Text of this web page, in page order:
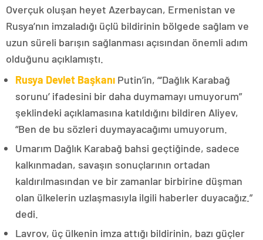
Overçuk oluşan heyet Azerbaycan, Ermenistan ve
Rusya’nın imzaladığı üçlü bildirinin bölgede sağlam ve
uzun süreli barışın sağlanması açısından önemli adım
olduğunu açıklamıştı.
Rusya Devlet Başkanı Putin’in, “‘Dağlık Karabağ
sorunu’ ifadesini bir daha duymamayı umuyorum”
şeklindeki açıklamasına katıldığını bildiren Aliyev,
“Ben de bu sözleri duymayacağımı umuyorum.
Umarım Dağlık Karabağ bahsi geçtiğinde, sadece
kalkınmadan, savaşın sonuçlarının ortadan
kaldırılmasından ve bir zamanlar birbirine düşman
olan ülkelerin uzlaşmasıyla ilgili haberler duyacağız.”
dedi.
Lavrov, üç ülkenin imza attığı bildirinin, bazı güçler